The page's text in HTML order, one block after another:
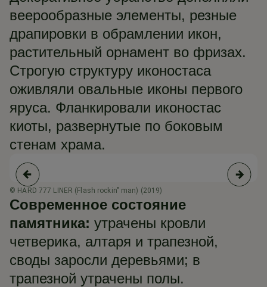
веерообразные элементы, резные
драпировки в обрамлении икон,
растительный орнамент во фризах.
Строгую структуру иконостаса
оживляли овальные иконы первого
яруса. Фланкировали иконостас
киоты, развернутые по боковым
стенам храма.
© HARD 777 LINER (Flash rockin" man) (2019)
Современное состояние
памятника: утрачены кровли
четверика, алтаря и трапезной,
своды заросли деревьями; в
трапезной утрачены полы.